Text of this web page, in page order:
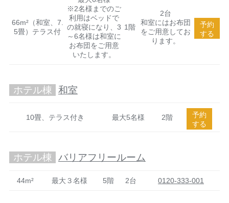
66m²（和室、7.
5畳）テラス付
※2名様までのご
利用はベッドで
の就寝になり、3
～6名様は和室に
お布団をご用意
いたします。
1階
2台
和室にはお布団
をご用意してお
ります。
予約
する
ホテル棟 和室
10畳、テラス付き 最大5名様 2階
予約
する
ホテル棟 バリアフリールーム
44m² 最大３名様 5階 2台 0120-333-001